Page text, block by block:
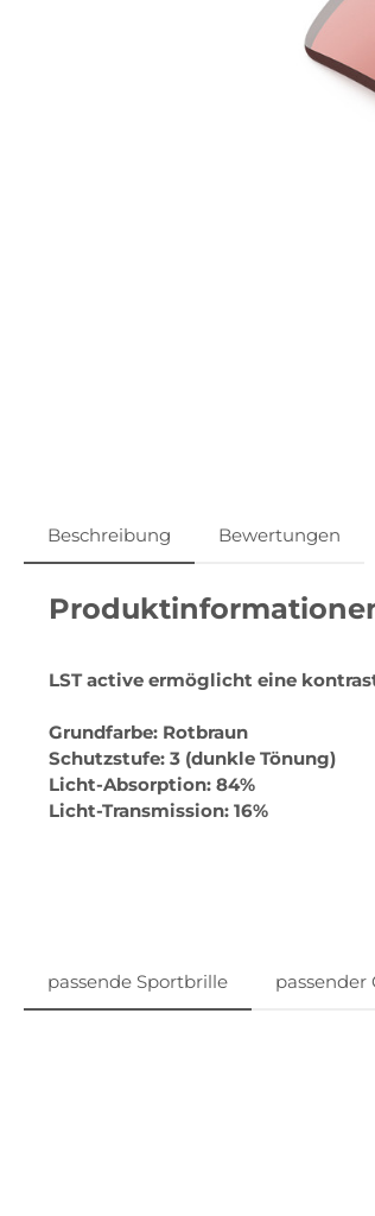
Beschreibung Bewertungen
LST active ermöglicht eine
Grundfarbe: Rotbraun
Schutzstufe: 3 (dunkle Tönung)
Licht-Absorption: 84%
Licht-Transmission: 16%
passende Sportbrille passender